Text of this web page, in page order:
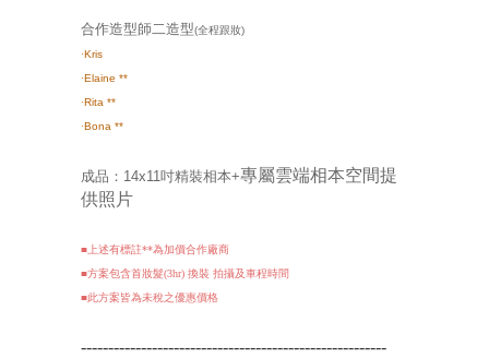
合作造型師二造型(全程跟妝)
·Kris
·Elaine **
·Rita **
·Bona **
成品： 14x11吋精裝相本+專屬雲端相本空間提
供照片
■上述有標註**為加價合作廠商
■方案包含首妝髮(3hr) 換裝 拍攝及車程時間
■此方案皆為未稅之優惠價格
--------------------------------------------------------